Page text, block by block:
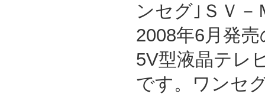
ンセグ｣ＳＶ－
2008年6月発
5V型液晶テレ
です。ワンセ